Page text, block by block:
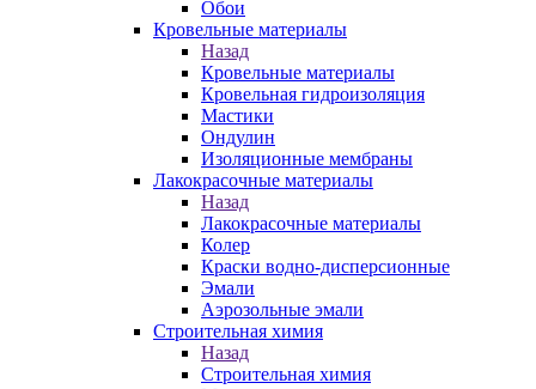
Обои
Кровельные материалы
Назад
Кровельные материалы
Кровельная гидроизоляция
Мастики
Ондулин
Изоляционные мембраны
Лакокрасочные материалы
Назад
Лакокрасочные материалы
Колер
Краски водно-дисперсионные
Эмали
Аэрозольные эмали
Строительная химия
Назад
Строительная химия